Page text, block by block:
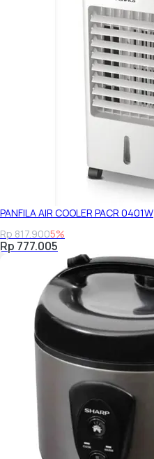
PANFILA AIR COOLER PACR 0401W
Rp 817.9005%
Rp 777.005